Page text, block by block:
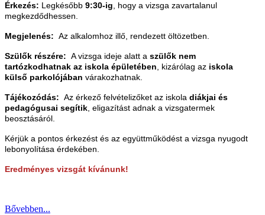
Érkezés: Legkésőbb 9:30-ig, hogy a vizsga zavartalanul
megkezdődhessen.
Megjelenés: Az alkalomhoz illő, rendezett öltözetben.
Szülők részére: A vizsga ideje alatt a szülők nem
tartózkodhatnak az iskola épületében, kizárólag az iskola
külső parkolójában várakozhatnak.
Tájékozódás: Az érkező felvételizőket az iskola diákjai és
pedagógusai segítik, eligazítást adnak a vizsgatermek
beosztásáról.
Kérjük a pontos érkezést és az együttműködést a vizsga nyugodt
lebonyolítása érdekében.
Eredményes vizsgát kívánunk!
Bővebben...